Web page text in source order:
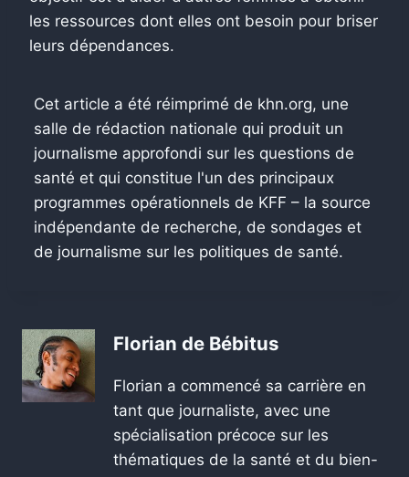
les ressources dont elles ont besoin pour briser
leurs dépendances.
Cet article a été réimprimé de khn.org, une
salle de rédaction nationale qui produit un
journalisme approfondi sur les questions de
santé et qui constitue l'un des principaux
programmes opérationnels de KFF – la source
indépendante de recherche, de sondages et
de journalisme sur les politiques de santé.
Florian de Bébitus
Florian a commencé sa carrière en
tant que journaliste, avec une
spécialisation précoce sur les
thématiques de la santé et du bien-